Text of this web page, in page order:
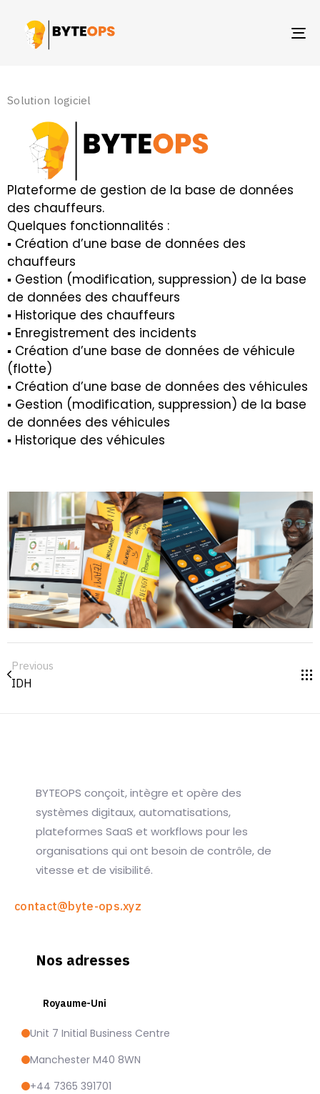
Solution logiciel
Plateforme de gestion de la base de données
des chauffeurs.
Quelques fonctionnalités :
▪ Création d’une base de données des
chauffeurs
▪ Gestion (modification, suppression) de la base
de données des chauffeurs
▪ Historique des chauffeurs
▪ Enregistrement des incidents
▪ Création d’une base de données de véhicule
(flotte)
▪ Création d’une base de données des véhicules
▪ Gestion (modification, suppression) de la base
de données des véhicules
▪ Historique des véhicules
Previous
IDH
BYTEOPS conçoit, intègre et opère des
systèmes digitaux, automatisations,
plateformes SaaS et workflows pour les
organisations qui ont besoin de contrôle, de
vitesse et de visibilité.
contact@byte-ops.xyz
Nos adresses
Royaume-Uni
Unit 7 Initial Business Centre
Manchester M40 8WN
+44 7365 391701